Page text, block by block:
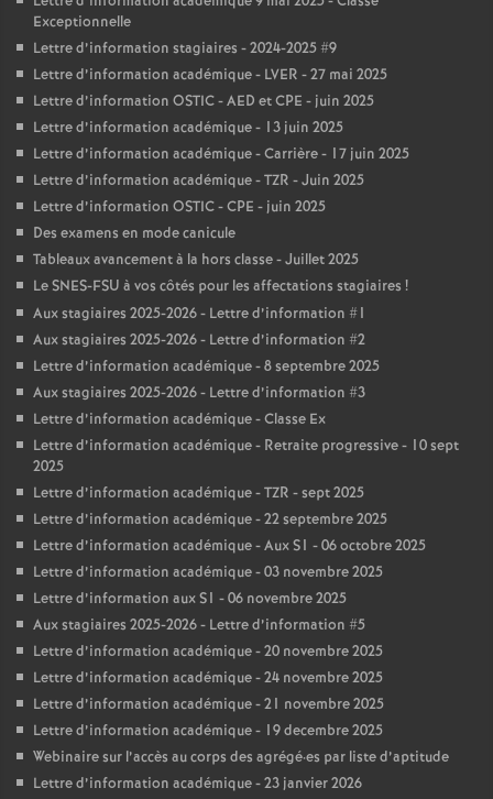
Exceptionnelle
Lettre d’information stagiaires - 2024-2025 #9
Lettre d’information académique - LVER - 27 mai 2025
Lettre d’information OSTIC - AED et CPE - juin 2025
Lettre d’information académique - 13 juin 2025
Lettre d’information académique - Carrière - 17 juin 2025
Lettre d’information académique - TZR - Juin 2025
Lettre d’information OSTIC - CPE - juin 2025
Des examens en mode canicule
Tableaux avancement à la hors classe - Juillet 2025
Le SNES-FSU à vos côtés pour les affectations stagiaires !
Aux stagiaires 2025-2026 - Lettre d’information #1
Aux stagiaires 2025-2026 - Lettre d’information #2
Lettre d’information académique - 8 septembre 2025
Aux stagiaires 2025-2026 - Lettre d’information #3
Lettre d’information académique - Classe Ex
Lettre d’information académique - Retraite progressive - 10 sept
2025
Lettre d’information académique - TZR - sept 2025
Lettre d’information académique - 22 septembre 2025
Lettre d’information académique - Aux S1 - 06 octobre 2025
Lettre d’information académique - 03 novembre 2025
Lettre d’information aux S1 - 06 novembre 2025
Aux stagiaires 2025-2026 - Lettre d’information #5
Lettre d’information académique - 20 novembre 2025
Lettre d’information académique - 24 novembre 2025
Lettre d’information académique - 21 novembre 2025
Lettre d’information académique - 19 decembre 2025
Webinaire sur l’accès au corps des agrégé·es par liste d’aptitude
Lettre d’information académique - 23 janvier 2026